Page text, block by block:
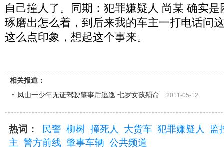
自己撞人了。同期：犯罪嫌疑人 尚某 确实
琢磨出怎么着，到后来我的车主一打电话问
这么点印象，想起这个事来。
相关报道：
凤山一少年无证驾驶肇事后逃逸 七岁女孩殒命
2011-05-12
热词： 民警 柳树 撞死人 大货车 犯罪嫌疑人
监
主 警方前线 肇事车辆 公共频道